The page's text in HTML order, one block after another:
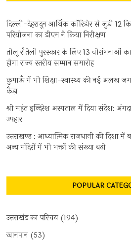
दिल्ली-देहरादून आर्थिक कॉरिडोर से जुड़ी 12
परियोजना का डीएम ने किया निरीक्षण
तीलू रौतेली पुरस्कार के लिए 13 वीरांगनाओं
होगा राज्य स्तरीय सम्मान समारोह
कुमाऊँ में भी शिक्षा-स्वास्थ्य की नई अलख
कैड़ा
श्री महंत इन्दिरेश अस्पताल में दिया संदेश:
उपहार
उत्तराखण्ड : आध्यात्मिक राजधानी की दिशा
अन्य मंदिरों में भी भक्तों की संख्या बढ़ी
POPULAR
उत्तराखंड का परिचय (194)
खानपान (53)